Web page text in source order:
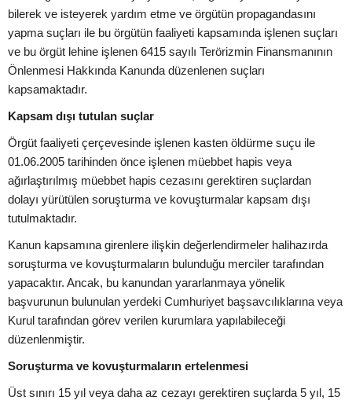
bilerek ve isteyerek yardım etme ve örgütün propagandasını
yapma suçları ile bu örgütün faaliyeti kapsamında işlenen suçları
ve bu örgüt lehine işlenen 6415 sayılı Terörizmin Finansmanının
Önlenmesi Hakkında Kanunda düzenlenen suçları
kapsamaktadır.
Kapsam dışı tutulan suçlar
Örgüt faaliyeti çerçevesinde işlenen kasten öldürme suçu ile
01.06.2005 tarihinden önce işlenen müebbet hapis veya
ağırlaştırılmış müebbet hapis cezasını gerektiren suçlardan
dolayı yürütülen soruşturma ve kovuşturmalar kapsam dışı
tutulmaktadır.
Kanun kapsamına girenlere ilişkin değerlendirmeler halihazırda
soruşturma ve kovuşturmaların bulunduğu merciler tarafından
yapacaktır. Ancak, bu kanundan yararlanmaya yönelik
başvurunun bulunulan yerdeki Cumhuriyet başsavcılıklarına veya
Kurul tarafından görev verilen kurumlara yapılabileceği
düzenlenmiştir.
Soruşturma ve kovuşturmaların ertelenmesi
Üst sınırı 15 yıl veya daha az cezayı gerektiren suçlarda 5 yıl, 15